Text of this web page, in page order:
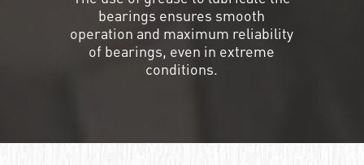
bearings ensures smooth
operation and maximum reliability
of bearings, even in extreme
conditions.